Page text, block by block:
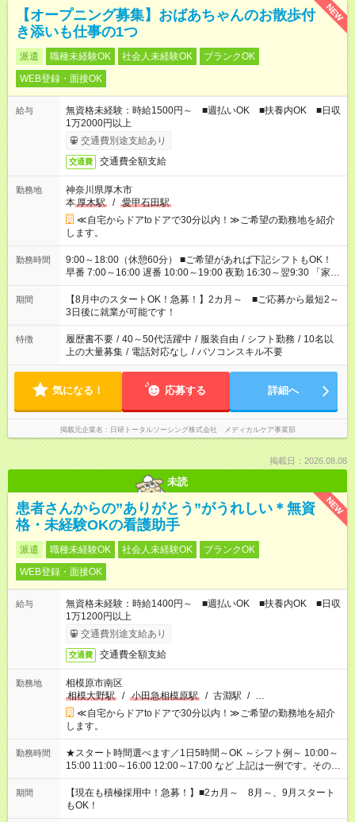
NEW
【オープニング募集】おばあちゃんのお散歩付
き添いも仕事の1つ
派遣 職種未経験OK 社会人未経験OK
ブランクOK
WEB登録・面接OK
給与
無資格未経験：時給1500円～ ■週払いOK ■扶養内OK ■日収
1万2000円以上
交通費別途支給あり
交通費 交通費全額支給
勤務地
神奈川県厚木市
本厚木駅 / 愛甲石田駅
≪自宅からドアtoドアで30分以内！≫ご希望の勤務地を紹介
します。
勤務時間
9:00～18:00（休憩60分） ■ご希望があれば下記シフトもOK！
早番 7:00～16:00 遅番 10:00～19:00 夜勤 16:30～翌9:30 「家族
と休みを合わせたい」 「余裕を持って夕飯の準備がしたい」
「できれば残業はしたくない」 など、ご希望を教えてください
ね。 ※Wワーク希望の方へ 今ご覧のお仕事で希望する勤務時間
と、もう1つのお仕事の勤務時間。 合計で週40時間を超える場
合は応募できません。
期間
【8月中のスタートOK！急募！】2カ月～ ■ご応募から最短2～
3日後に就業が可能です！
特徴 履歴書不要 / 40～50代活躍中 / 服装自由 / シフト勤務 / 10名以
上の大量募集 / 電話対応なし / パソコンスキル不要
気になる！ 応募する 詳細へ
掲載元企業名 日研トータルソーシング株式会社 メディカルケア事業部
掲載日：2026.08.08
未読
NEW
患者さんからの”ありがとう”がうれしい＊無資
格・未経験OKの看護助手
派遣 職種未経験OK 社会人未経験OK
ブランクOK
WEB登録・面接OK
給与
無資格未経験：時給1400円～ ■週払いOK ■扶養内OK ■日収
1万1200円以上
交通費別途支給あり
交通費 交通費全額支給
勤務地
相模原市南区
相模大野駅
/ 小田急相模原駅 / 古淵駅 / …
≪自宅からドアtoドアで30分以内！≫ご希望の勤務地を紹介
します。
勤務時間
★スタート時間選べます／1日5時間～OK ～シフト例～ 10:00～
15:00 11:00～16:00 12:00～17:00 など 上記は一例です。その他
シフトもご相談ください。 ※Wワークの場合当社と合わせて法
定労働時間が週40時間を超えなければOKです。
期間
【現在も積極採用中！急募！】■2カ月～ 8月～、9月スタート
もOK！